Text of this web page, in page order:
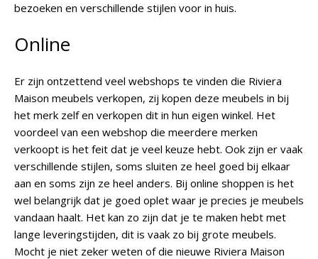
bezoeken en verschillende stijlen voor in huis.
Online
Er zijn ontzettend veel webshops te vinden die Riviera
Maison meubels verkopen, zij kopen deze meubels in bij
het merk zelf en verkopen dit in hun eigen winkel. Het
voordeel van een webshop die meerdere merken
verkoopt is het feit dat je veel keuze hebt. Ook zijn er vaak
verschillende stijlen, soms sluiten ze heel goed bij elkaar
aan en soms zijn ze heel anders. Bij online shoppen is het
wel belangrijk dat je goed oplet waar je precies je meubels
vandaan haalt. Het kan zo zijn dat je te maken hebt met
lange leveringstijden, dit is vaak zo bij grote meubels.
Mocht je niet zeker weten of die nieuwe Riviera Maison